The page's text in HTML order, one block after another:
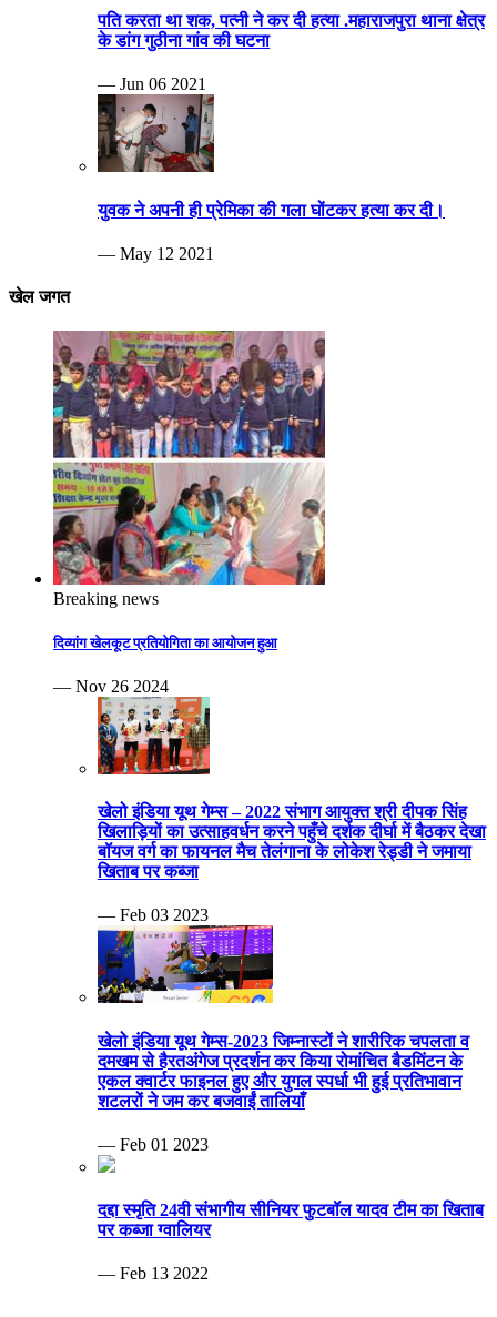
— May 12 2021
Breaking news
दिव्यांग खेलकूट प्रतियोगिता का आयोजन हुआ
— Nov 26 2024
खेलो इंडिया यूथ गेम्स – 2022 संभाग आयुक्त श्री दीपक सिंह
खिलाड़ियों का उत्साहवर्धन करने पहुँचे दर्शक दीर्घा में बैठकर देखा
खिताब पर कब्जा
— Feb 03 2023
खेलो इंडिया यूथ गेम्स-2023 जिम्नास्टों ने शारीरिक चपलता व
दमखम से हैरतअंगेज प्रदर्शन कर किया रोमांचित बैडमिंटन के
एकल क्वार्टर फाइनल हुए और युगल स्पर्धा भी हुई प्रतिभावान
शटलरों ने जम कर बजवाईं तालियाँ
— Feb 01 2023
दद्दा स्मृति 24वी संभागीय सीनियर फुटबॉल यादव टीम का खिताब
पर कब्जा ग्वालियर
— Feb 13 2022
Rajesh Jaiswal
9425401405